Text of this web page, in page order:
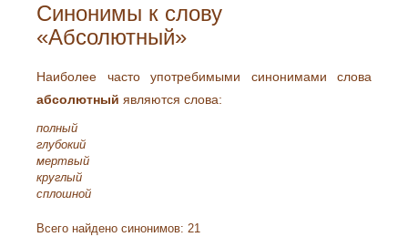
Синонимы к слову
«Абсолютный»
Наиболее часто употребимыми синонимами слова
абсолютный являются слова:
полный
глубокий
мертвый
круглый
сплошной
Всего найдено синонимов: 21